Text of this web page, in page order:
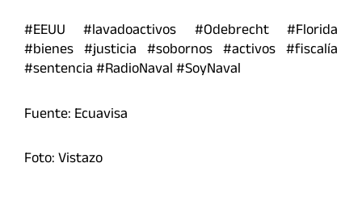
#EEUU #lavadoactivos #Odebrecht #Florida
#bienes #justicia #sobornos #activos #fiscalía
#sentencia #RadioNaval #SoyNaval
Fuente: Ecuavisa
Foto: Vistazo